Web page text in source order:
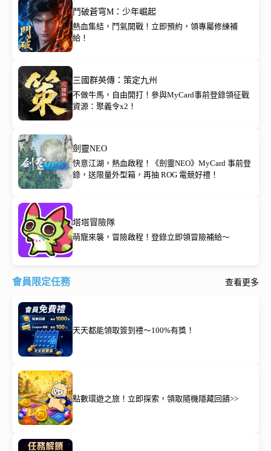
鬥破蒼穹M：少年崛起
熱血集結，鬥氣開戰！立即預約，領專屬修練補
給！
三國群英傳：策定九州
不做牛馬，自由開打！參與MyCard事前登錄領征戰
資源：聚義令x2！
劍靈NEO
快意江湖，熱血啟程！《劍靈NEO》MyCard 事前登
錄，送限量外型箱，再抽 ROG 電競好禮！
塔塔冒險隊
萌寵來襲，冒險啟程！登錄立即領冒險補給～
會員限定任務 查看更多
天天都能領取簽到禮～100%有獎！
點數環遊之旅！立即探索，領取隨機隱藏回饋>>